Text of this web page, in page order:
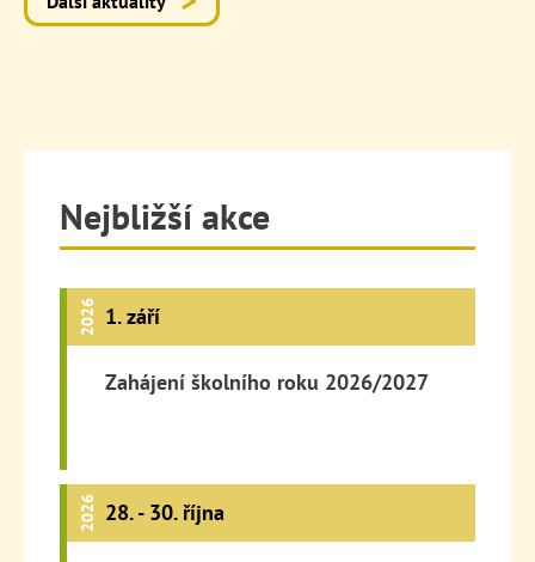
Nejbližší akce
2026 1. září
Zahájení školního roku 2026/2027
2026 28. - 30. října